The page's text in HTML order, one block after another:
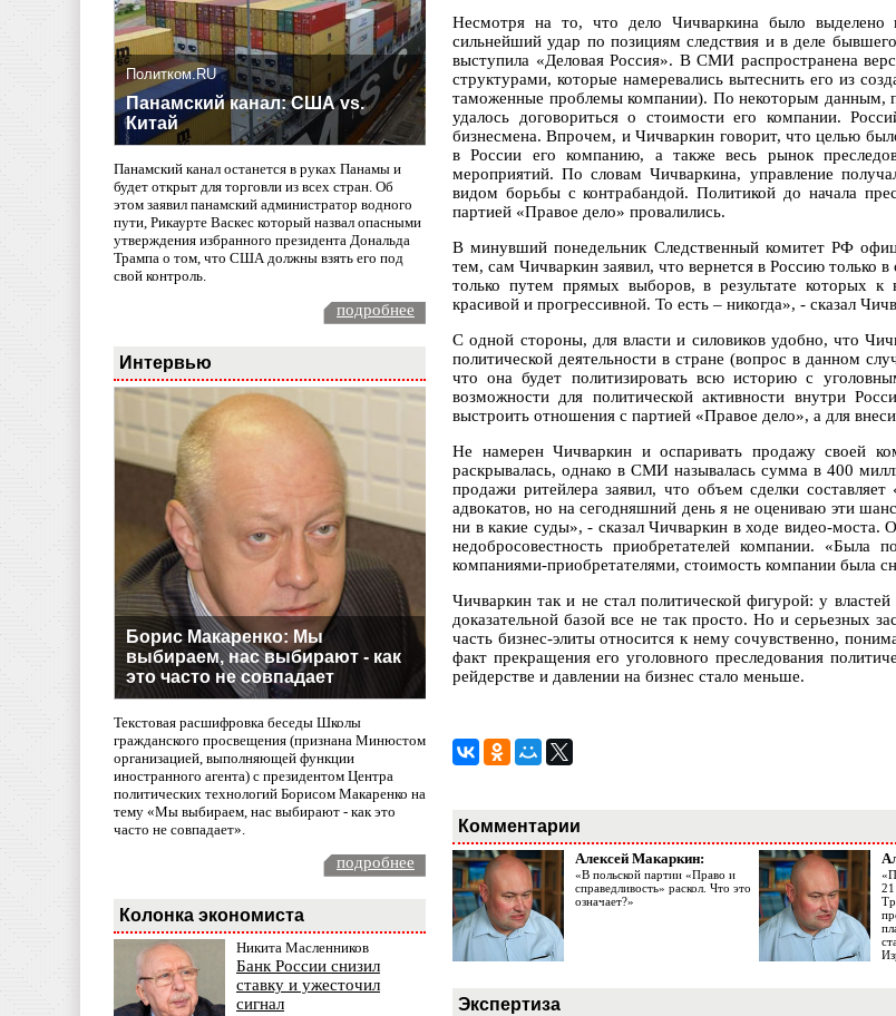
Политком.RU
Панамский канал: США vs.
Китай
Панамский канал останется в руках Панамы и
будет открыт для торговли из всех стран. Об
этом заявил панамский администратор водного
пути, Рикаурте Васкес который назвал опасными
утверждения избранного президента Дональда
Трампа о том, что США должны взять его под
свой контроль.
подробнее
Интервью
Борис Макаренко: Мы
выбираем, нас выбирают - как
это часто не совпадает
Текстовая расшифровка беседы Школы
гражданского просвещения (признана Минюстом
организацией, выполняющей функции
иностранного агента) с президентом Центра
политических технологий Борисом Макаренко на
тему «Мы выбираем, нас выбирают - как это
часто не совпадает».
подробнее
Колонка экономиста
Никита Масленников
Банк России снизил
ставку и ужесточил
сигнал
Несмотря на то, что дело Чичваркина было выделено
сильнейший удар по позициям следствия и в деле
выступила «Деловая Россия». В СМИ распространена
структурами, которые намеревались вытеснить его из
таможенные проблемы компании). По некоторым данным,
удалось договориться о стоимости его компании.
бизнесмена. Впрочем, и Чичваркин говорит, что целью
в России его компанию, а также весь рынок
мероприятий. По словам Чичваркина, управление
видом борьбы с контрабандой. Политикой до начала
партией «Правое дело» провалились.
В минувший понедельник Следственный комитет РФ
тем, сам Чичваркин заявил, что вернется в Россию только
только путем прямых выборов, в результате которых к
красивой и прогрессивной. То есть – никогда», - сказал
С одной стороны, для власти и силовиков удобно, что
политической деятельности в стране (вопрос в данном
что она будет политизировать всю историю с
возможности для политической активности внутри
выстроить отношения с партией «Правое дело», а для
Не намерен Чичваркин и оспаривать продажу своей
раскрывалась, однако в СМИ называлась сумма в 400
продажи ритейлера заявил, что объем сделки
адвокатов, но на сегодняшний день я не оцениваю эти
ни в какие суды», - сказал Чичваркин в ходе видео-моста.
недобросовестность приобретателей компании.
компаниями-приобретателями, стоимость компании была
Чичваркин так и не стал политической фигурой: у
доказательной базой все не так просто. Но и серьезных
часть бизнес-элиты относится к нему сочувственно,
факт прекращения его уголовного преследования
рейдерстве и давлении на бизнес стало меньше.
Комментарии
Алексей Макаркин:
«В польской партии «Право и
справедливость» раскол. Что это
означает?»
Экспертиза